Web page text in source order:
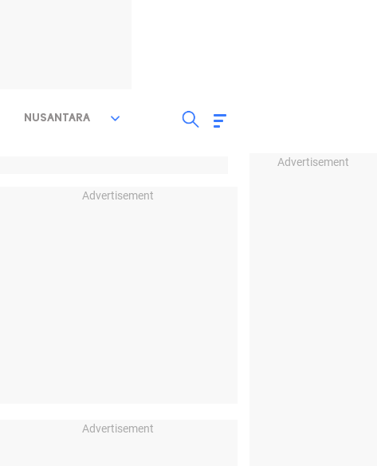
Advertisement
NUSANTARA
Advertisement
Advertisement